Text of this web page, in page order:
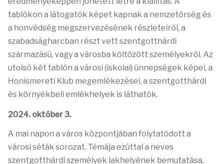
tablókon a látogatók képet kapnak a nemzetőrség és
a honvédség megszervezésének részleteiről, a
szabadságharcban részt vett szentgotthárdi
származású, vagy a városba költözött személyekről. Az
utolsó két tablón a városi (iskolai) ünnepségek képei, a
Honismereti Klub megemlékezései, a szentgotthárdi
és környékbeli emlékhelyek is láthatók.
2024. október 3.
A mai napon a város központjában folytatódott a
városi séták sorozat. Témája ezúttal a neves
szentgotthárdi személyek lakhelyének bemutatása,